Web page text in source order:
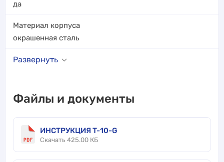
да
Материал корпуса
окрашенная сталь
Развернуть
Файлы и документы
ИНСТРУКЦИЯ T-10-G
Скачать 425.00 КБ